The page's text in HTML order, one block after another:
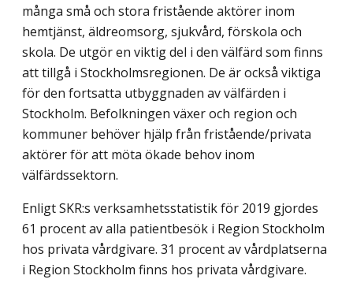
många små och stora fristående aktörer inom
hemtjänst, äldreomsorg, sjukvård, förskola och
skola. De utgör en viktig del i den välfärd som finns
att tillgå i Stockholmsregionen. De är också viktiga
för den fortsatta utbyggnaden av välfärden i
Stockholm. Befolkningen växer och region och
kommuner behöver hjälp från fristående/privata
aktörer för att möta ökade behov inom
välfärdssektorn.
Enligt SKR:s verksamhetsstatistik för 2019 gjordes
61 procent av alla patientbesök i Region Stockholm
hos privata vårdgivare. 31 procent av vårdplatserna
i Region Stock­holm finns hos privata vårdgivare.